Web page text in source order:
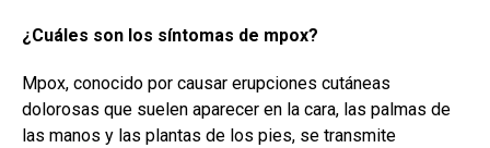
¿Cuáles son los síntomas de mpox?
Mpox, conocido por causar erupciones cutáneas
dolorosas que suelen aparecer en la cara, las palmas de
las manos y las plantas de los pies, se transmite